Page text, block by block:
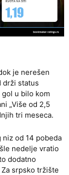
je nerešen
drži status
gol u bilo kom
„Više od 2,5
tri meseca.
od 14 pobeda
nedelje vratio
dodatno
srpsko tržište